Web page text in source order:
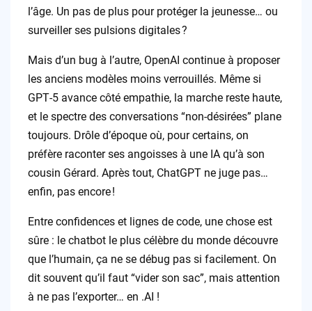
l’âge. Un pas de plus pour protéger la jeunesse… ou
surveiller ses pulsions digitales ?
Mais d’un bug à l’autre, OpenAI continue à proposer
les anciens modèles moins verrouillés. Même si
GPT‑5 avance côté empathie, la marche reste haute,
et le spectre des conversations “non-désirées” plane
toujours. Drôle d’époque où, pour certains, on
préfère raconter ses angoisses à une IA qu’à son
cousin Gérard. Après tout, ChatGPT ne juge pas…
enfin, pas encore !
Entre confidences et lignes de code, une chose est
sûre : le chatbot le plus célèbre du monde découvre
que l’humain, ça ne se débug pas si facilement. On
dit souvent qu’il faut “vider son sac”, mais attention
à ne pas l’exporter… en .AI !